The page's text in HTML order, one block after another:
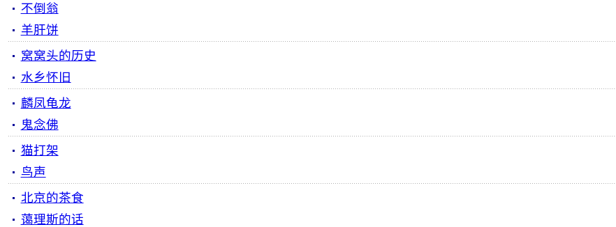
不倒翁
羊肝饼
窝窝头的历史
水乡怀旧
麟凤龟龙
鬼念佛
猫打架
鸟声
北京的茶食
蔼理斯的话